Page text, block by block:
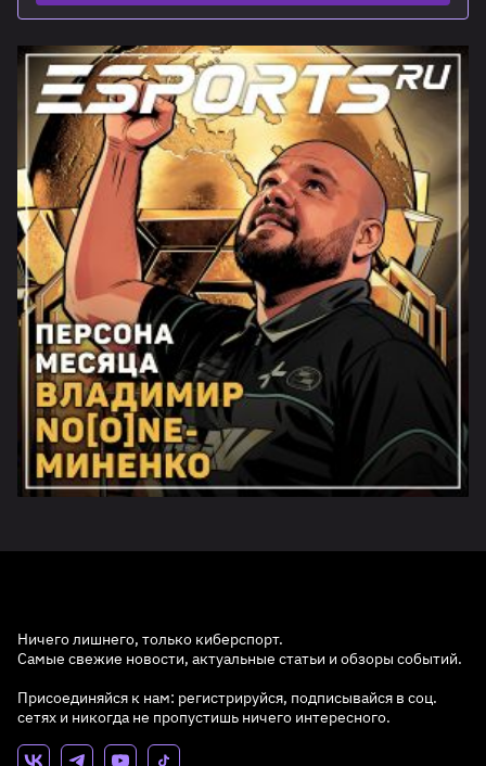
Ничего лишнего, только киберспорт.
Самые свежие новости, актуальные статьи и обзоры событий.
Присоединяйся к нам: регистрируйся, подписывайся в соц.
сетях и никогда не пропустишь ничего интересного.